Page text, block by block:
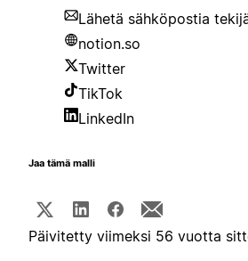
Lähetä sähköpostia
notion.so
Twitter
TikTok
LinkedIn
Jaa tämä malli
Päivitetty viimeksi 56 vuotta